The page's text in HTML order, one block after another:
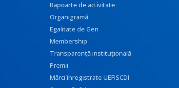
Rapoarte de activitate
Organigramă
Egalitate de Gen
Membership
Transparenţă instituţională
Premii
Mărci înregistrate UEFISCDI